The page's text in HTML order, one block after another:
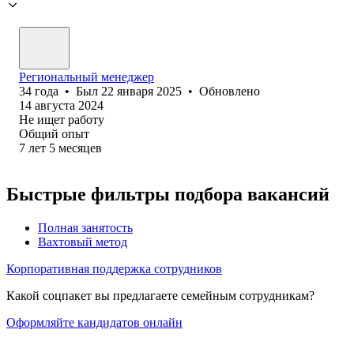
Региональный менеджер
34 года • Был 22 января 2025 • Обновлено
14 августа 2024
Не ищет работу
Общий опыт
7 лет 5 месяцев
Быстрые фильтры подбора вакансий
Полная занятость
Вахтовый метод
Корпоративная поддержка сотрудников
Какой соцпакет вы предлагаете семейным сотрудникам?
Оформляйте кандидатов онлайн